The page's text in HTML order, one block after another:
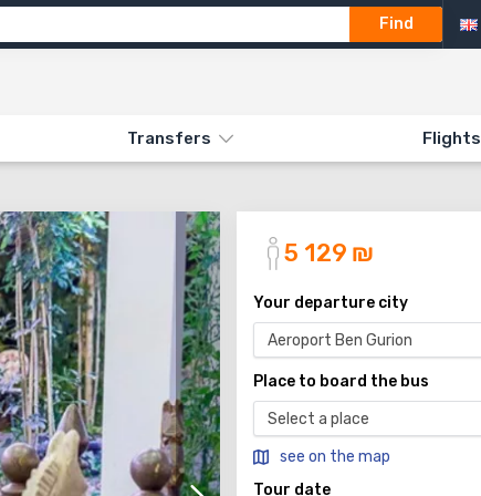
Find
Transfers Flights
5 129 ₪
Your departure city
Aeroport Ben Gurion
Place to board the bus
Select a place
see on the map
Tour date